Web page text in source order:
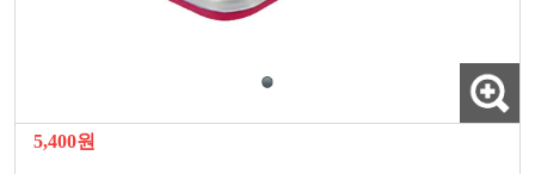
5,400원